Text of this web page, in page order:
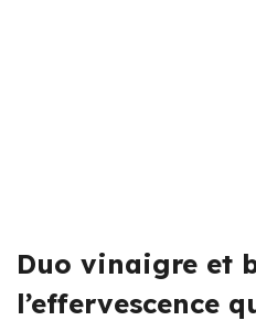
Duo vinaigre et
l’effervescence